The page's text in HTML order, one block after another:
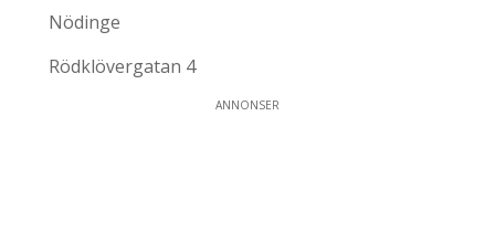
Nödinge
Rödklövergatan 4
ANNONSER